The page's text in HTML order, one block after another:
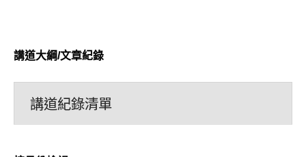
講道大綱/文章紀錄
講道紀錄清單